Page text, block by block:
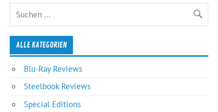
ALLE KATEGORIEN
Blu-Ray Reviews
Steelbook Reviews
Special Editions